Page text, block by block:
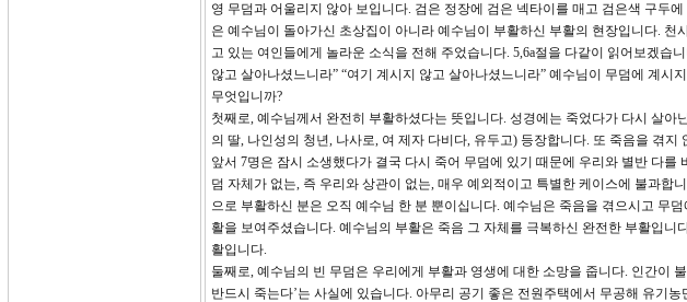
영 무덤과 어울리지 않아 보입니다. 검은 정장에 검은 넥타이를 매고 검은색 구두
은 예수님이 돌아가신 초상집이 아니라 예수님이 부활하신 부활의 현장입니다.
고 있는 여인들에게 놀라운 소식을 전해 주었습니다. 5,6a절을 다같이 읽어보겠습
않고 살아나셨느니라” “여기 계시지 않고 살아나셨느니라” 예수님이 무덤에 계
무엇입니까?
첫째로, 예수님께서 완전히 부활하셨다는 뜻입니다. 성경에는 죽었다가 다시 살
의 딸, 나인성의 청년, 나사로, 여 제자 다비다, 유두고) 등장합니다. 또 죽음을 겪
앞서 7명은 잠시 소생했다가 결국 다시 죽어 무덤에 있기 때문에 우리와 별반 다
덤 자체가 없는, 즉 우리와 상관이 없는, 매우 예외적이고 특별한 케이스에 불과합
으로 부활하신 분은 오직 예수님 한 분 뿐이십니다. 예수님은 죽음을 겪으시고 무
활을 보여주셨습니다. 예수님의 부활은 죽음 그 자체를 극복하신 완전한 부활입
활입니다.
둘째로, 예수님의 빈 무덤은 우리에게 부활과 영생에 대한 소망을 줍니다. 인간이
반드시 죽는다’는 사실에 있습니다. 아무리 공기 좋은 전원주택에서 무공해 유기